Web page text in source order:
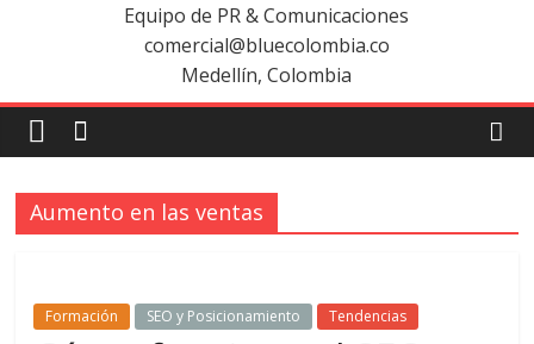
Marketing
Colombia
|
Revistas
de
Equipo de PR & Comunicaciones
comercial@bluecolombia.co
Medellín, Colombia
Aumento en las ventas
Formación SEO y Posicionamiento Tendencias